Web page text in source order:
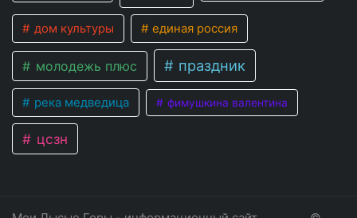
дом культуры единая россия
молодежь плюс праздник
река медведица фимушкина валентина
цсзн